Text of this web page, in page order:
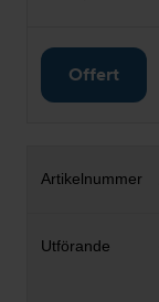
Offert